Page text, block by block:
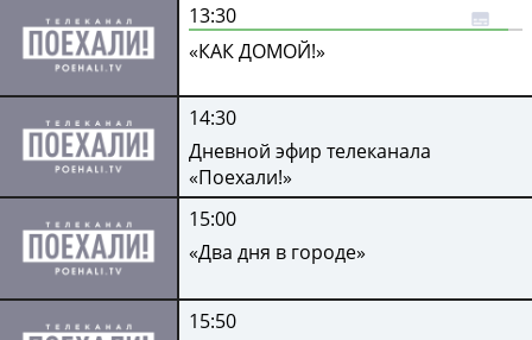
13:30
«КАК ДОМОЙ!»
14:30
Дневной эфир телеканала
«Поехали!»
15:00
«Два дня в городе»
15:50